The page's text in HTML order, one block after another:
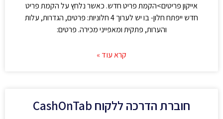
אייקון פריטים>הקמת פריט חדש. כאשר נלחץ על הקמת פריט
חדש ייפתח חלון- בו יש לערוך 4 חלוניות: פרטים, הגדרות, עלות
והערות, פתקית ומאפייני מכירה. פרטים:
קרא עוד »
חוברת הדרכה ללקוח CashOnTab